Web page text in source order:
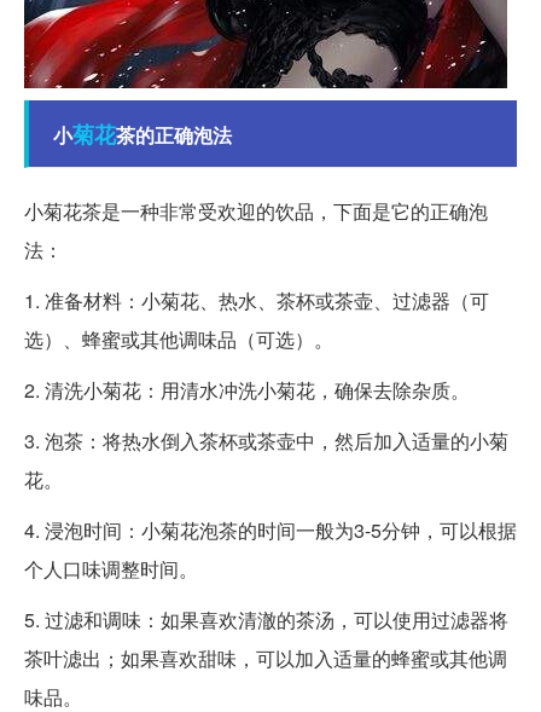
小菊花茶的正确泡法
小菊花茶是一种非常受欢迎的饮品，下面是它的正确泡
法：
1. 准备材料：小菊花、热水、茶杯或茶壶、过滤器（可
选）、蜂蜜或其他调味品（可选）。
2. 清洗小菊花：用清水冲洗小菊花，确保去除杂质。
3. 泡茶：将热水倒入茶杯或茶壶中，然后加入适量的小菊
花。
4. 浸泡时间：小菊花泡茶的时间一般为3-5分钟，可以根据
个人口味调整时间。
5. 过滤和调味：如果喜欢清澈的茶汤，可以使用过滤器将
茶叶滤出；如果喜欢甜味，可以加入适量的蜂蜜或其他调
味品。